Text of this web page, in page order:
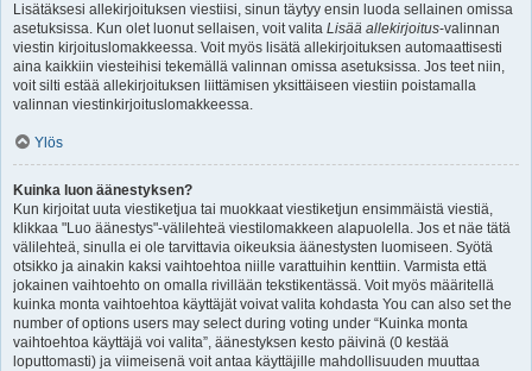
Lisätäksesi allekirjoituksen viestiisi, sinun täytyy ensin luoda sellainen omissa
asetuksissa. Kun olet luonut sellaisen, voit valita Lisää allekirjoitus-valinnan
viestin kirjoituslomakkeessa. Voit myös lisätä allekirjoituksen automaattisesti
aina kaikkiin viesteihisi tekemällä valinnan omissa asetuksissa. Jos teet niin,
voit silti estää allekirjoituksen liittämisen yksittäiseen viestiin poistamalla
valinnan viestinkirjoituslomakkeessa.
Ylös
Kuinka luon äänestyksen?
Kun kirjoitat uuta viestiketjua tai muokkaat viestiketjun ensimmäistä viestiä,
klikkaa "Luo äänestys"-välilehteä viestilomakkeen alapuolella. Jos et näe tätä
välilehteä, sinulla ei ole tarvittavia oikeuksia äänestysten luomiseen. Syötä
otsikko ja ainakin kaksi vaihtoehtoa niille varattuihin kenttiin. Varmista että
jokainen vaihtoehto on omalla rivillään tekstikentässä. Voit myös määritellä
kuinka monta vaihtoehtoa käyttäjät voivat valita kohdasta You can also set the
number of options users may select during voting under “Kuinka monta
vaihtoehtoa käyttäjä voi valita”, äänestyksen kesto päivinä (0 kestää
loputtomasti) ja viimeisenä voit antaa käyttäjille mahdollisuuden muuttaa